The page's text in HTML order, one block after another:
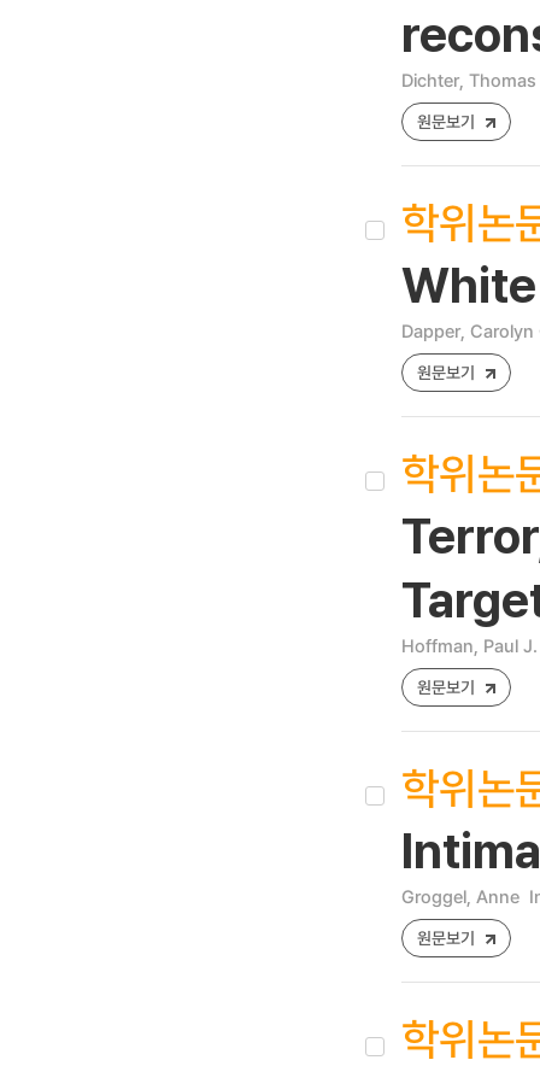
Dichter, Thomas
원문보기
학위논
Dapper,
원문보기
학위논
Hoffman, Paul J.
원문보기
학위논
Groggel, Anne
원문보기
학위논